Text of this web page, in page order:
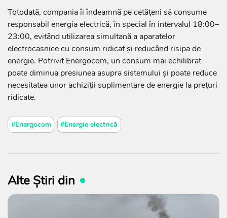
Totodată, compania îi îndeamnă pe cetățeni să consume
responsabil energia electrică, în special în intervalul 18:00–
23:00, evitând utilizarea simultană a aparatelor
electrocasnice cu consum ridicat și reducând risipa de
energie. Potrivit Energocom, un consum mai echilibrat
poate diminua presiunea asupra sistemului și poate reduce
necesitatea unor achiziții suplimentare de energie la prețuri
ridicate.
#Energocom #Energie electrică
Alte Știri din